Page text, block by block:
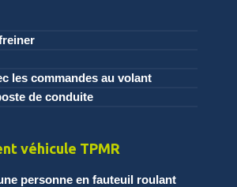
les commandes au volant
de conduite
véhicule TPMR
personne en fauteuil roulant